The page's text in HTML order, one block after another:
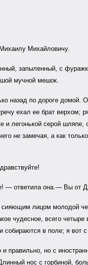
Михайловичу.
запыленный, с
мучной мешок.
назад по дороге
ехал ее брат
и легонькой серой
не замечая, а как
— ответила она.— Вы от
сияющим лицом молодой
чудесное, всего
собираются в поле; я вот
и правильно, но с
нос с горбиной,